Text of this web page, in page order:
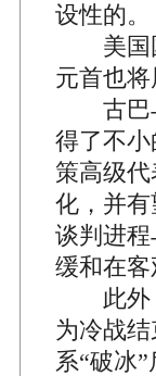
设性的。
美国国
元首也
古巴与
得了不
策高级
化，并
谈判进
缓和在客
此外，
为冷战
系“破冰